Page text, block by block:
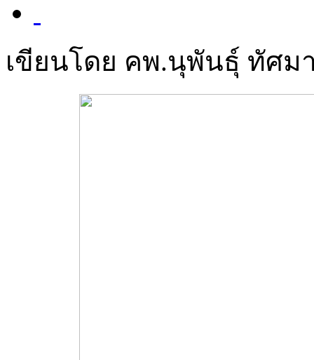
เขียนโดย คพ.นุพันธุ์ ทัศม